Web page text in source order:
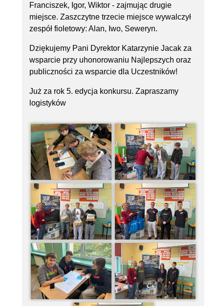
Franciszek, Igor, Wiktor - zajmując drugie
miejsce. Zaszczytne trzecie miejsce wywalczył
zespół fioletowy: Alan, Iwo, Seweryn.
Dziękujemy Pani Dyrektor Katarzynie Jacak za
wsparcie przy uhonorowaniu Najlepszych oraz
publiczności za wsparcie dla Uczestników!
Już za rok 5. edycja konkursu. Zapraszamy
logistyków